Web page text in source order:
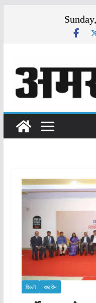
दिल्ली राष्ट्रीय